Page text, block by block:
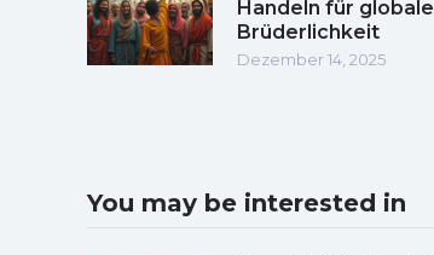
Handeln für globale
Brüderlichkeit
Dezember 14, 2025
You may be interested in